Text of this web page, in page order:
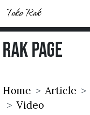
Toko Rak
Rak Page
Home Article
Video